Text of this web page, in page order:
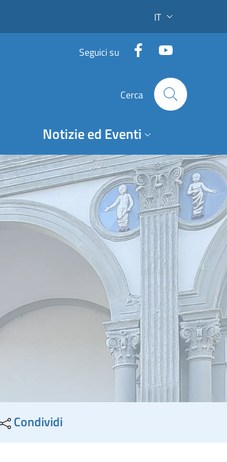
SELETTORE
IT
Seguici su Facebook
Cerca
Notizie ed Eventi
Condividi